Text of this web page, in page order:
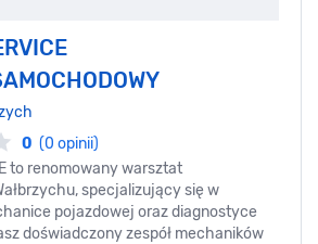
0 (0 opinii)
to renomowany warsztat
specjalizujący się w
pojazdowej oraz diagnostyce
doświadczony zespół mechaników